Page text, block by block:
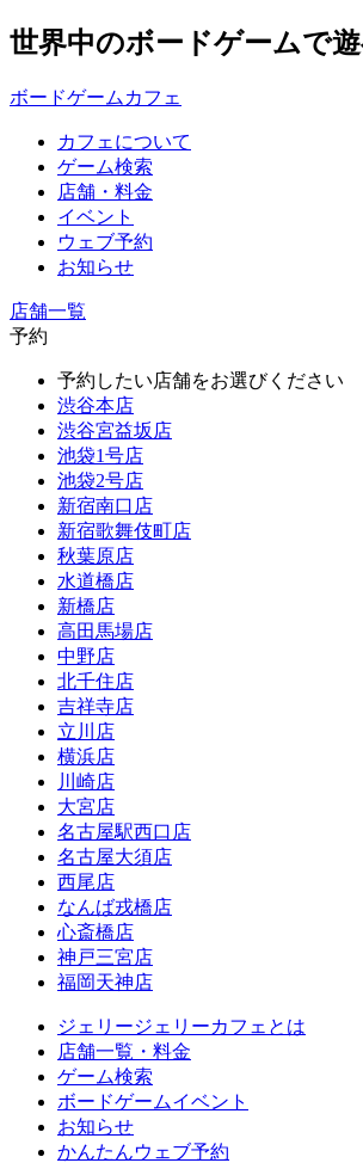
世界中のボードゲームで
ボードゲームカフェ
カフェについて
ゲーム検索
店舗・料金
イベント
ウェブ予約
お知らせ
店舗一覧
予約
予約したい店舗をお選びください
渋谷本店
渋谷宮益坂店
池袋1号店
池袋2号店
新宿南口店
新宿歌舞伎町店
秋葉原店
水道橋店
新橋店
高田馬場店
中野店
北千住店
吉祥寺店
立川店
横浜店
川崎店
大宮店
名古屋駅西口店
名古屋大須店
西尾店
なんば戎橋店
心斎橋店
神戸三宮店
福岡天神店
ジェリージェリーカフェとは
店舗一覧・料金
ゲーム検索
ボードゲームイベント
お知らせ
かんたんウェブ予約